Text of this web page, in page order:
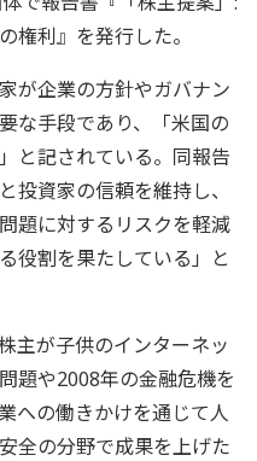
権利』を発行した。
が企業の方針やガバナン
な手段であり、「米国の
と記されている。同報告
投資家の信頼を維持し、
題に対するリスクを軽減
役割を果たしている」と
主が子供のインターネッ
題や2008年の金融危機を
への働きかけを通じて人
全の分野で成果を上げた